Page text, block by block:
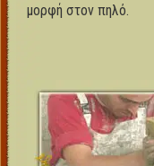
μορφή στον πηλό.